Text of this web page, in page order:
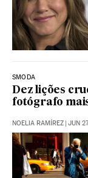
SMODA
Dez lições
fotógrafo
NOELIA RAMÍREZ | JUN